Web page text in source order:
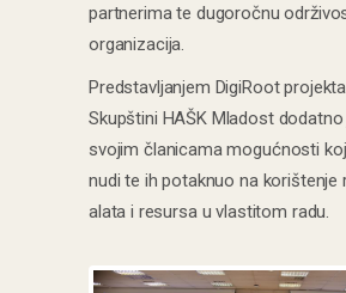
partnerima te dugoročnu
organizacija.
Predstavljanjem DigiRoot
Skupštini HAŠK Mladost dodatno
svojim članicama mogućnosti
nudi te ih potaknuo na korištenje
alata i resursa u vlastitom radu.